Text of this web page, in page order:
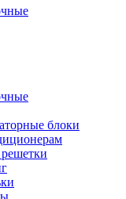
блоки